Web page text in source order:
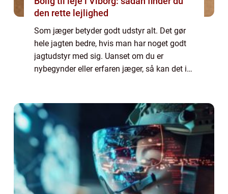
den rette lejlighed
Som jæger betyder godt udstyr alt. Det gør
hele jagten bedre, hvis man har noget godt
jagtudstyr med sig. Uanset om du er
nybegynder eller erfaren jæger, så kan det i
h...